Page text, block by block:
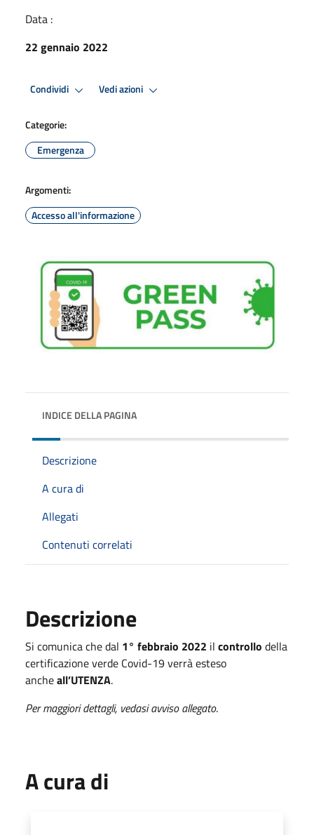
Data :
22 gennaio 2022
Condividi Vedi azioni
Categorie:
Emergenza
Argomenti:
Accesso all'informazione
INDICE DELLA PAGINA
Descrizione
A cura di
Allegati
Contenuti correlati
Descrizione
Si comunica che dal 1° febbraio 2022 il controllo della
certificazione verde Covid-19 verrà esteso
ancheall’UTENZA.
Per maggiori dettagli, vedasi avviso allegato.
A cura di